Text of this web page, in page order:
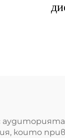
аудиторията
които